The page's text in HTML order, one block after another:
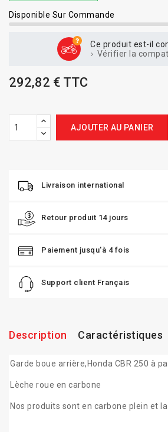
Disponible Sur Commande
Ce produit est-il
Vérifier la
292,82 € TTC
AJOUTER AU PANIER
Livraison international
Retour produit 14 jours
Paiement jusqu'à 4 fois
Support client Français
Description Caractéristiques
Garde boue arrière,Honda CBR 250 à
Lèche roue en carbone
Nos produits sont en carbone plein et